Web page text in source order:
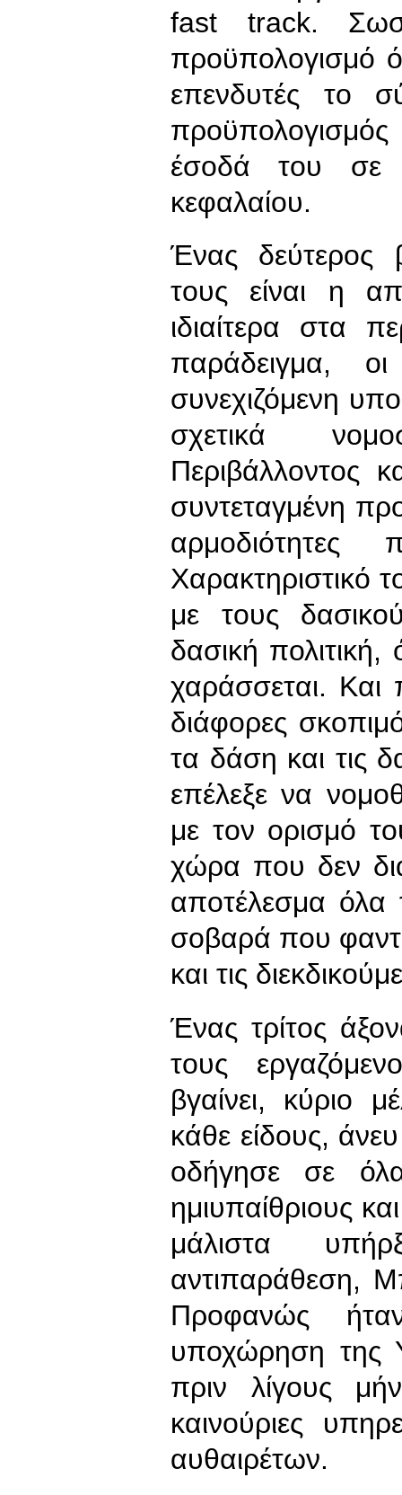
fast track.
προϋπολογισμό
επενδυτές το
έσοδά του σε
κεφαλαίου.
Ένας δεύτερος
τους είναι η
ιδιαίτερα στα
παράδειγμα,
συνεχιζόμενη
σχετικά
Περιβάλλοντος
συντεταγμένη
αρμοδιότητες
Χαρακτηριστικό
με τους
δασική
χαράσσεται. Και
διάφορες
τα δάση και τις
επέλεξε να
με τον ορισμό
χώρα που δεν
αποτέλεσμα όλα
σοβαρά που
και τις
Ένας τρίτος
τους
βγαίνει, κύριο
κάθε είδους,
οδήγησε σε
ημιυπαίθριους
μάλιστα
αντιπαράθεση,
Προφανώς
υποχώρηση της
πριν λίγους
καινούριες
αυθαιρέτων.